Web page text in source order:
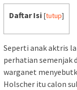
Daftar Isi [tutup]
Seperti anak aktris
perhatian semenjak
warganet
Holscher itu calon